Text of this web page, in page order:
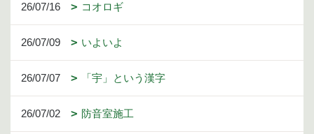
26/07/16 コオロギ
26/07/09 いよいよ
26/07/07 「宇」という漢字
26/07/02 防音室施工